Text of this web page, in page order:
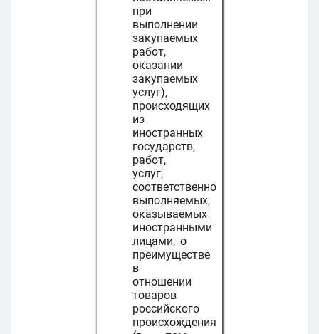
при
выполнении
закупаемых
работ,
оказании
закупаемых
услуг),
происходящих
из
иностранных
государств,
работ,
услуг,
соответственно
выполняемых,
оказываемых
иностранными
лицами, о
преимуществе
в
отношении
товаров
российского
происхождения